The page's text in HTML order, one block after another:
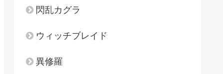
閃乱カグラ
ウィッチブレイド
異修羅